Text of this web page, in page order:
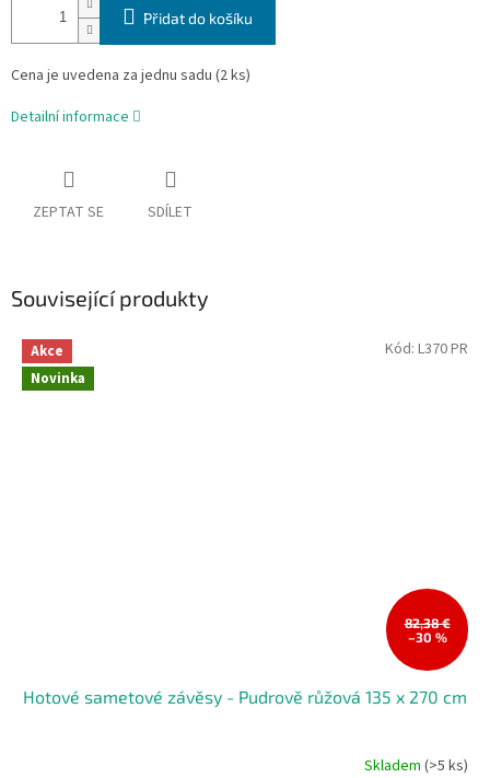
Přidat do košíku
Cena je uvedena za jednu sadu (2 ks)
Detailní informace
ZEPTAT SE SDÍLET
Související produkty
Akce
Novinka
82,38 €
–30 %
Hotové sametové závěsy - Pudrově růžová 135 x 270 cm
Skladem (>5 ks)
Kód: L370 PR